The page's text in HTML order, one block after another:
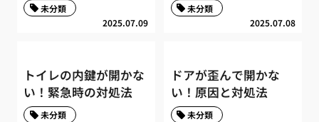
2025.07.09
未分類
2025.07.08
未分類
トイレの内鍵が開かな
い！緊急時の対処法
未分類
ドアが歪んで開かな
い！原因と対処法
未分類